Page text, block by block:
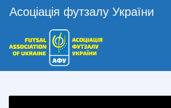
Асоціація футзалу України